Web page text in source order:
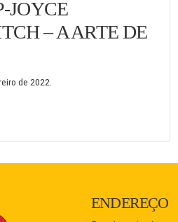
JOYCE
– A ARTE DE
de 2022
ENDEREÇO